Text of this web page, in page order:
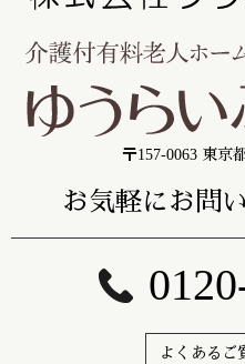
〒157-0063 東京
お気軽にお問
よくあるご